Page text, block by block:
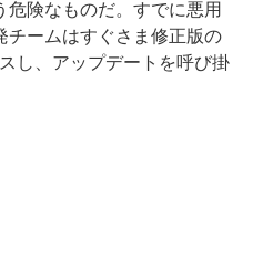
危険なものだ。すでに悪用
チームはすぐさま修正版の
し、アップデートを呼び掛